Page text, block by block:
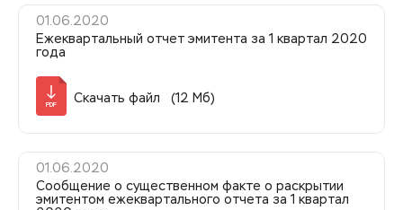
01.06.2020
Ежеквартальный отчет эмитента за 1 квартал 2020
года
PDF
Скачать файл (12 Мб)
01.06.2020
Сообщение о существенном факте о раскрытии
эмитентом ежеквартального отчета за 1 квартал